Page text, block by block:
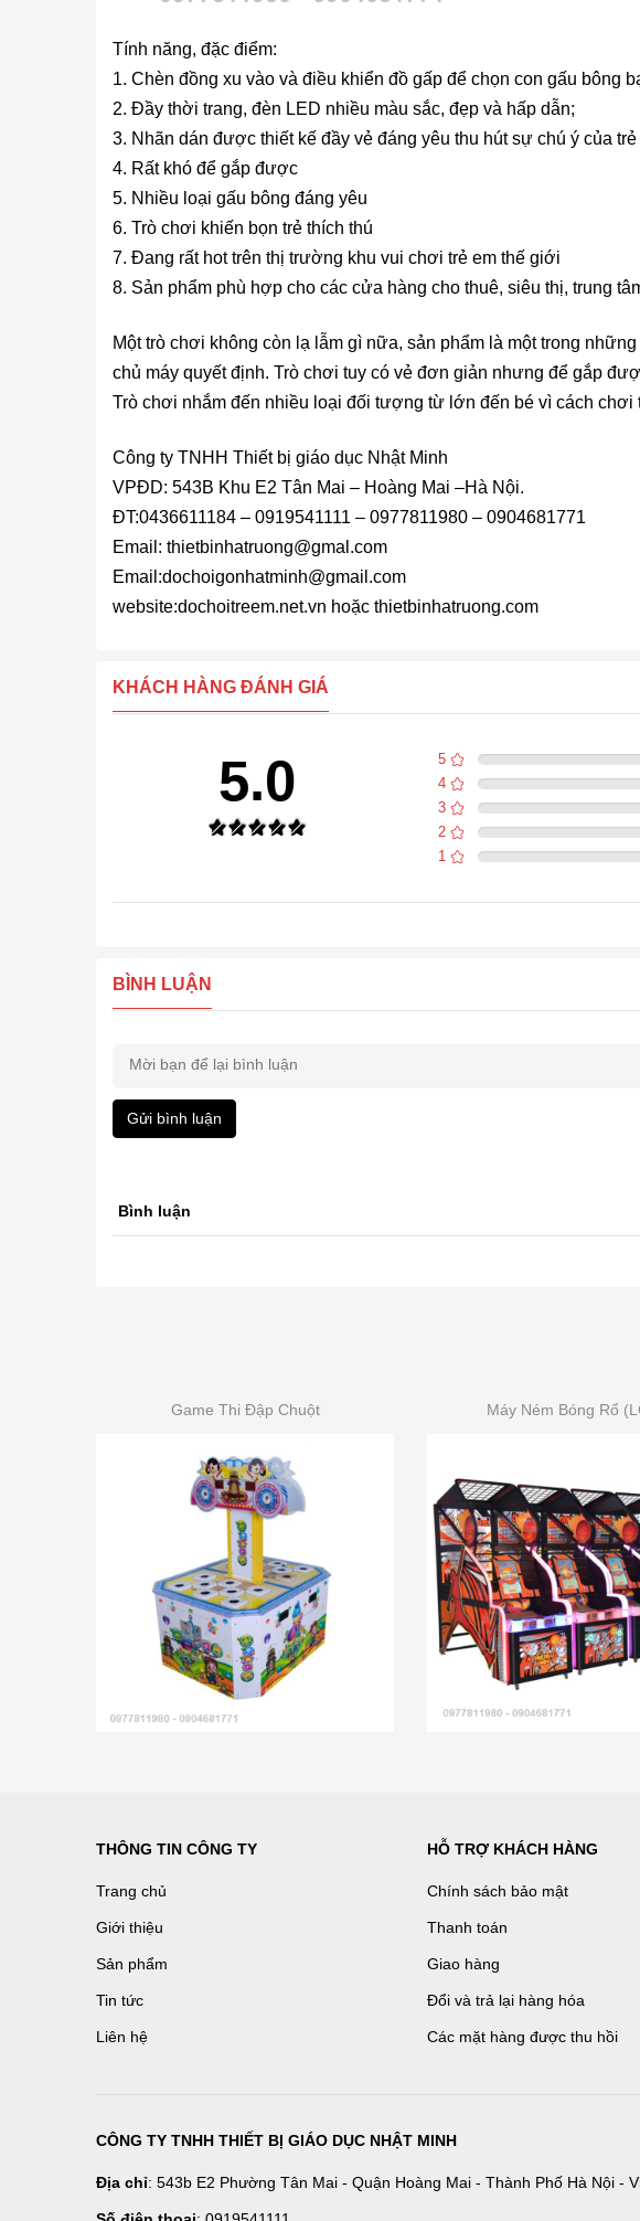
Tính năng, đặc điểm:
1. Chèn đồng xu vào và điều khiển đồ gấp để chọn con gấu bông
2. Đầy thời trang, đèn LED nhiều màu sắc, đẹp và hấp dẫn;
3. Nhãn dán được thiết kế đầy vẻ đáng yêu thu hút sự chú ý của trẻ
4. Rất khó để gắp được
5. Nhiều loại gấu bông đáng yêu
6. Trò chơi khiến bọn trẻ thích thú
7. Đang rất hot trên thị trường khu vui chơi trẻ em thế giới
8. Sản phẩm phù hợp cho các cửa hàng cho thuê, siêu thị, trung
Một trò chơi không còn lạ lẫm gì nữa, sản phẩm là một trong
chủ máy quyết định. Trò chơi tuy có vẻ đơn giản nhưng để gắp
Trò chơi nhắm đến nhiều loại đối tượng từ lớn đến bé vì cách
Công ty TNHH Thiết bị giáo dục Nhật Minh
VPĐD: 543B Khu E2 Tân Mai – Hoàng Mai –Hà Nội.
ĐT:0436611184 – 0919541111 – 0977811980 – 0904681771
Email: thietbinhatruong@gmal.com
Email:dochoigonhatminh@gmail.com
website:dochoitreem.net.vn hoặc thietbinhatruong.com
KHÁCH HÀNG ĐÁNH GIÁ
5.0 5
4
3
2
1
BÌNH LUẬN
Gửi bình luận
Bình luận
Game Thi Đập Chuột Máy Ném Bóng Rổ
THÔNG TIN CÔNG TY
Trang chủ
Giới thiệu
Sản phẩm
Tin tức
Liên hệ
HỖ TRỢ KHÁCH HÀNG
Chính sách bảo mật
Thanh toán
Giao hàng
Đổi và trả lại hàng hóa
Các mặt hàng được thu hồi
CÔNG TY TNHH THIẾT BỊ GIÁO DỤC NHẬT MINH
Địa chỉ: 543b E2 Phường Tân Mai - Quận Hoàng Mai - Thành Phố Hà Nội -